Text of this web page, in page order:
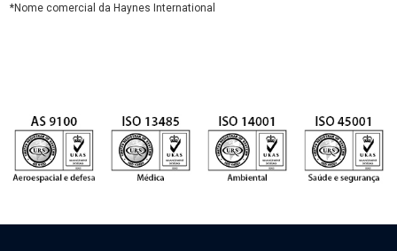
*Nome comercial da Haynes International